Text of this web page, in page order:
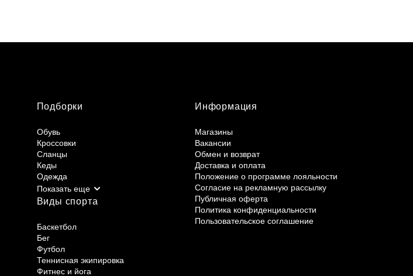
Подборки
Обувь
Кроссовки
Сланцы
Кеды
Одежда
Виды спорта
Баскетбол
Бег
Футбол
Теннисная экипировка
Фитнес и йога
Информация
Магазины
Вакансии
Обмен и возврат
Доставка и оплата
Положение о программе лояльности
Согласие на рекламную рассылку
Публичная оферта
Политика конфиденциальности
Пользовательское соглашение